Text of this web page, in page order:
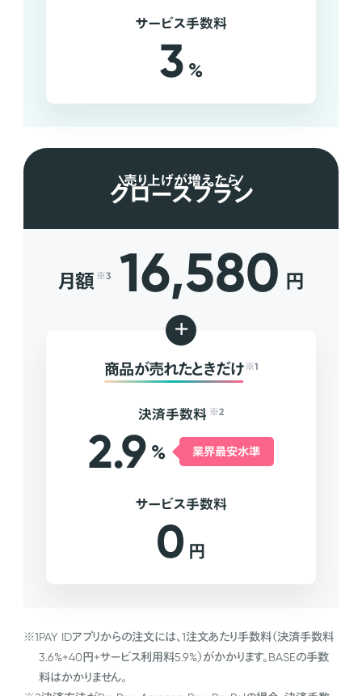
サービス手数料
3 %
売り上げが増えたら
グロースプラン
月額 ※3 16,580 円
+
商品が売れたときだけ ※1
決済手数料 ※2
2.9 % 業界最安水準
サービス手数料
0 円
※1PAY IDアプリからの注文には、1注文あたり手数料（決済手数料
3.6%+40円+サービス利用料5.9%）がかかります。BASEの手数
料はかかりません。